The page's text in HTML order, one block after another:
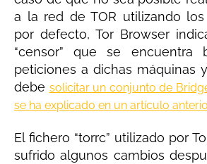
a la red de TOR utilizando los
por defecto, Tor Browser
“censor” que se encuentra
peticiones a dichas máquinas
debe solicitar un conjunto de
se ha explicado en un artículo
El fichero “torrc” utilizado por
sufrido algunos cambios